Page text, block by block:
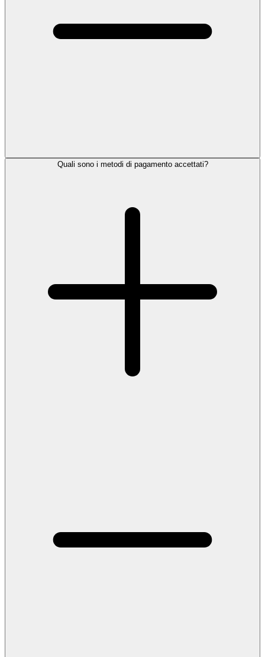
Quali sono i metodi di pagamento accettati?